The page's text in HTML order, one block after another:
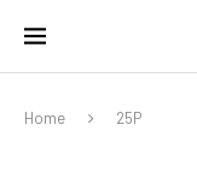
Home 25P